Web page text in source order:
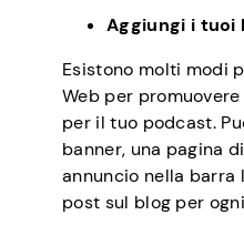
Aggiungi i tuoi
Esistono molti modi
Web per
per il tuo podcast.
banner, una pagina
annuncio nella barra
post sul blog per